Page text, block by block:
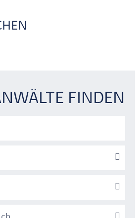
FINDEN